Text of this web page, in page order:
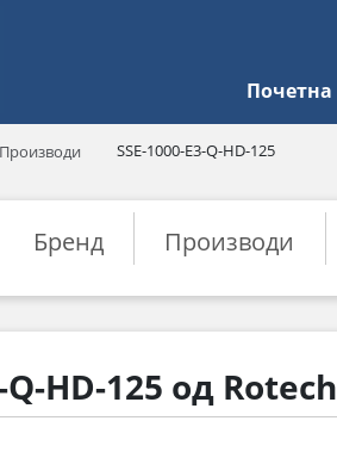
Почетна
Производи SSE-1000-E3-Q-HD-125
Бренд Производи
Q-HD-125 од Rotech